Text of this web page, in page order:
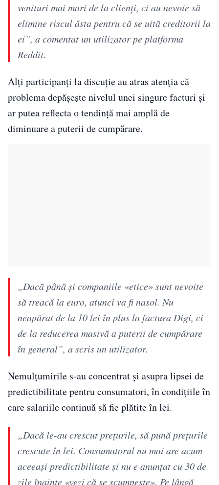
venituri mai mari de la clienți, ci au nevoie să
elimine riscul ăsta pentru că se uită creditorii la
ei”, a comentat un utilizator pe platforma
Reddit.
Alți participanți la discuție au atras atenția că
problema depășește nivelul unei singure facturi și
ar putea reflecta o tendință mai amplă de
diminuare a puterii de cumpărare.
„Dacă până și companiile «etice» sunt nevoite
să treacă la euro, atunci va fi nasol. Nu
neapărat de la 10 lei în plus la factura Digi, ci
de la reducerea masivă a puterii de cumpărare
în general”, a scris un utilizator.
Nemulțumirile s-au concentrat și asupra lipsei de
predictibilitate pentru consumatori, în condițiile în
care salariile continuă să fie plătite în lei.
„Dacă le-au crescut prețurile, să pună prețurile
crescute în lei. Consumatorul nu mai are acum
aceeași predictibilitate și nu e anunțat cu 30 de
zile înainte «vezi că se scumpește». Pe lângă